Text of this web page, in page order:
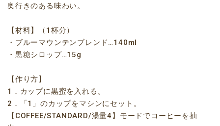
奥行きのある味わい。
【材料】（1杯分）
・ブルーマウンテンブレンド…140ml
・黒糖シロップ…15g
【作り方】
1．カップに黒蜜を入れる。
2．「1」のカップをマシンにセット。
【COFFEE/STANDARD/湯量4】モードでコーヒーを抽